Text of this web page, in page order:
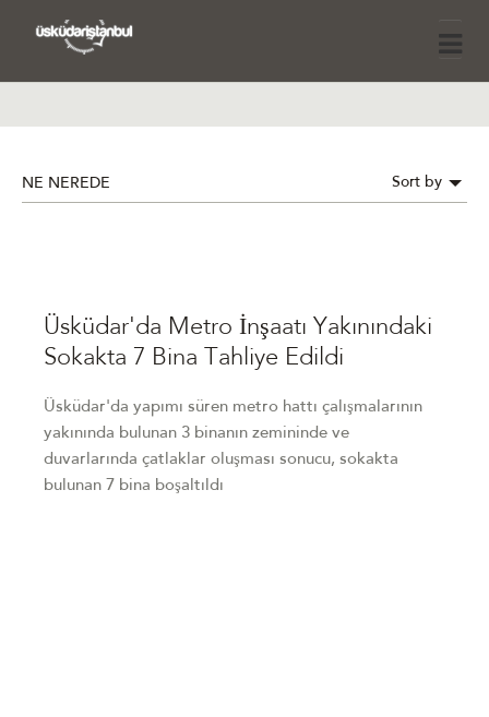
NE NEREDE Sort by
Üsküdar'da Metro İnşaatı Yakınındaki
Sokakta 7 Bina Tahliye Edildi
Üsküdar'da yapımı süren metro hattı çalışmalarının
yakınında bulunan 3 binanın zemininde ve
duvarlarında çatlaklar oluşması sonucu, sokakta
bulunan 7 bina boşaltıldı